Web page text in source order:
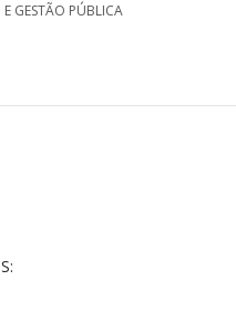
GESTÃO PÚBLICA